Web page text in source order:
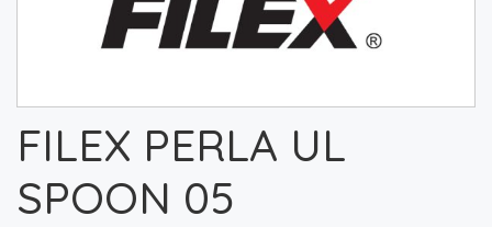
FILEX PERLA UL
SPOON 05